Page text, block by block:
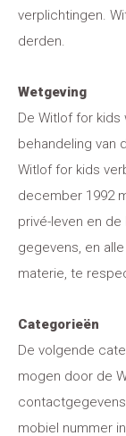
verplichtingen.
derden.
Wetgeving
De Witlof for
behandeling van
Witlof for kids
december 1992
privé-leven en
gegevens, en
materie, te
Categorieën
De volgende
mogen door de
contactgegevens
mobiel nummer